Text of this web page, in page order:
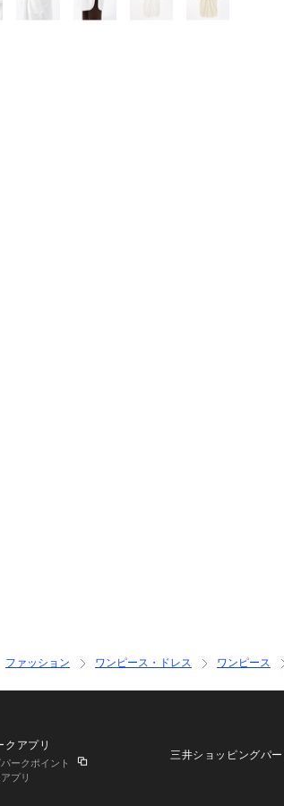
ファッション ワンピース・ドレス ワンピース
クアプリ
ークポイント
プリ
三井ショッピングパー